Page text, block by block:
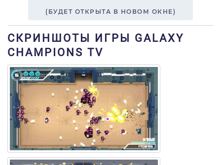
(БУДЕТ ОТКРЫТА В НОВОМ ОКНЕ)
СКРИНШОТЫ ИГРЫ GALAXY
CHAMPIONS TV